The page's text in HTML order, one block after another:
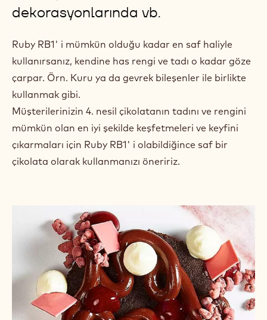
Ruby RB1 mümkün olduğu
kadar en saf haliyle
kullanıldığında en iyi
sonucu verir.
100% çikolata olarak tatlı
dekorasyonlarında vb.
kullanırsanız, kendine has rengi ve tadı o kadar göze
çarpar. Örn. Kuru ya da gevrek bileşenler ile birlikte
kullanmak gibi.
Müşterilerinizin 4. nesil çikolatanın tadını ve rengini
mümkün olan en iyi şekilde keşfetmeleri ve keyfini
çıkarmaları için Ruby RB1' i olabildiğince saf bir
çikolata olarak kullanmanızı öneririz.